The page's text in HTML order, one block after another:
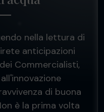
nella lettura di
anticipazioni
Commercialisti,
di buona
è la prima volta